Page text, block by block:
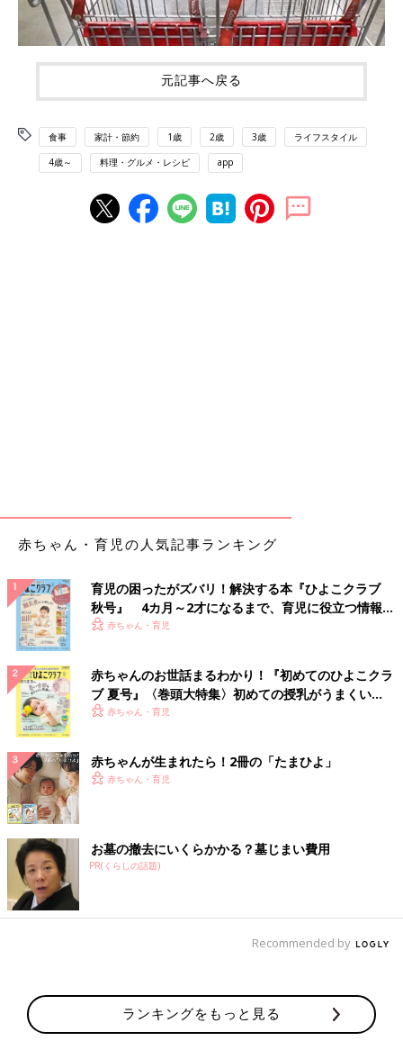
元記事へ戻る
食事 家計・節約 1歳 2歳 3歳 ライフスタイル
4歳～ 料理・グルメ・レシピ app
赤ちゃん・育児の人気記事ランキング
育児の困ったがズバリ！解決する本『ひよこクラブ
秋号』 4カ月～2才になるまで、育児に役立つ情報が
いっぱい！
赤ちゃん・育児
赤ちゃんのお世話まるわかり！『初めてのひよこクラ
ブ 夏号』〈巻頭大特集〉初めての授乳がうまくい
く！ おっぱい・ミルクの基本と夏のトラブル 解決テ
赤ちゃん・育児
赤ちゃんが生まれたら！2冊の「たまひよ」
赤ちゃん・育児
お墓の撤去にいくらかかる？墓じまい費用
PR(くらしの話題)
Recommended by
ランキングをもっと見る